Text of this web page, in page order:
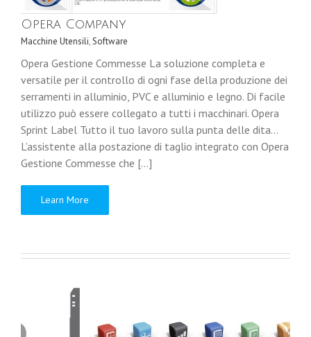
Opera Company
Macchine Utensili,Software
Opera Gestione Commesse La soluzione completa e
versatile per il controllo di ogni fase della produzione dei
serramenti in alluminio, PVC e alluminio e legno. Di facile
utilizzo può essere collegato a tutti i macchinari. Opera
Sprint Label Tutto il tuo lavoro sulla punta delle dita…
L’assistente alla postazione di taglio integrato con Opera
Gestione Commesse che [...]
Learn More